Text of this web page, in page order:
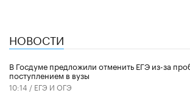
НОВОСТИ
В Госдуме предложили отменить ЕГЭ из-за
поступлением в вузы
10:14 / ЕГЭ И ОГЭ